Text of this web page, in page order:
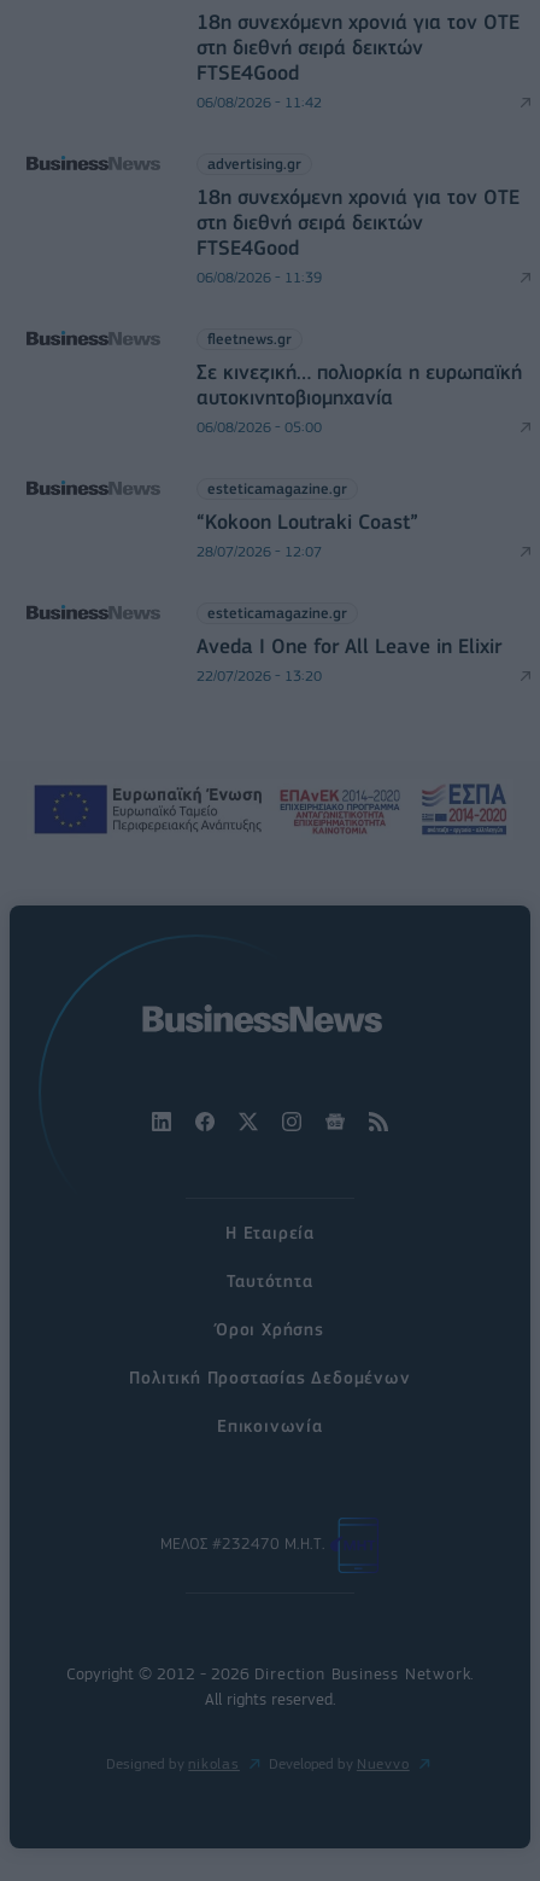
18η συνεχόμενη χρονιά για τον ΟΤΕ
στη διεθνή σειρά δεικτών
FTSE4Good
06/08/2026 - 11:42
advertising.gr
18η συνεχόμενη χρονιά για τον ΟΤΕ
στη διεθνή σειρά δεικτών
FTSE4Good
06/08/2026 - 11:39
fleetnews.gr
Σε κινεζική… πολιορκία η ευρωπαϊκή
αυτοκινητοβιομηχανία
06/08/2026 - 05:00
esteticamagazine.gr
“Kokoon Loutraki Coast”
28/07/2026 - 12:07
esteticamagazine.gr
Aveda I One for All Leave in Elixir
22/07/2026 - 13:20
Η Εταιρεία
Ταυτότητα
Όροι Χρήσης
Πολιτική Προστασίας Δεδομένων
Επικοινωνία
ΜΕΛΟΣ #232470 Μ.Η.Τ.
Copyright © 2012 - 2026 Direction Business Network.
All rights reserved.
Designed by nikolas Developed by Nuevvo